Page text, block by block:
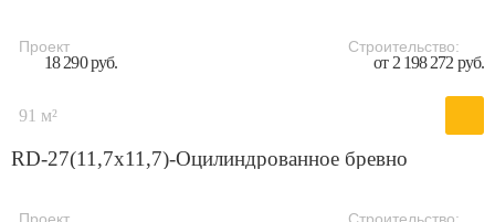
Проект
18 290 руб.
Строительство:
от 2 198 272 руб.
91 м²
RD-27(11,7x11,7)-Оцилиндрованное бревно